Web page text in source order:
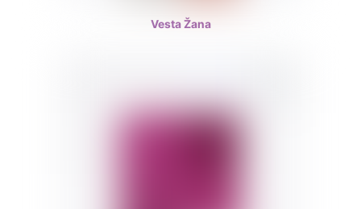
Vesta Žana